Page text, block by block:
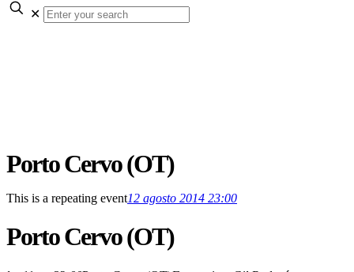
✕
Porto Cervo (OT)
This is a repeating event12 agosto 2014 23:00
Porto Cervo (OT)